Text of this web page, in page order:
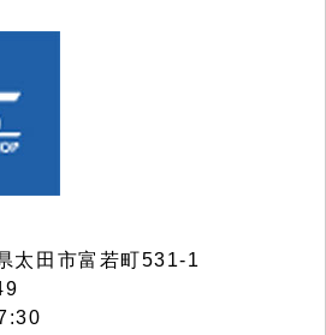
田市富若町531-1